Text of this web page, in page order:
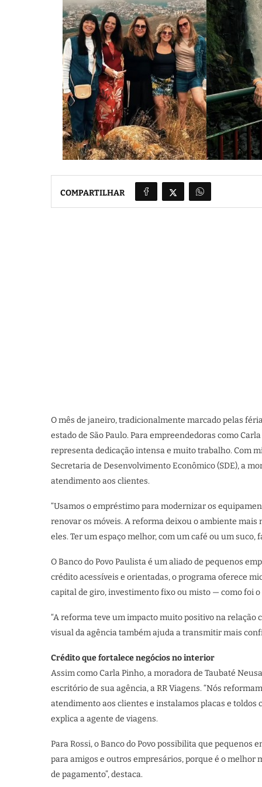
COMPARTILHAR
O mês de janeiro, tradicionalmente marcado pelas
estado de São Paulo. Para empreendedoras como
representa dedicação intensa e muito trabalho. Com
Secretaria de Desenvolvimento Econômico (SDE), a
atendimento aos clientes.
“Usamos o empréstimo para modernizar os
renovar os móveis. A reforma deixou o ambiente
eles. Ter um espaço melhor, com um café ou um
O Banco do Povo Paulista é um aliado de pequenos
crédito acessíveis e orientadas, o programa oferece
capital de giro, investimento fixo ou misto — como foi o
“A reforma teve um impacto muito positivo na relação
visual da agência também ajuda a transmitir mais
Crédito que fortalece negócios no interior
Assim como Carla Pinho, a moradora de Taubaté
escritório de sua agência, a RR Viagens. “Nós
atendimento aos clientes e instalamos placas e toldos
explica a agente de viagens.
Para Rossi, o Banco do Povo possibilita que pequenos
para amigos e outros empresários, porque é o
de pagamento”, destaca.